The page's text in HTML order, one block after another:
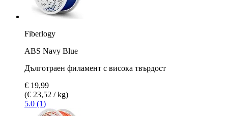
Fiberlogy
ABS Navy Blue
Дълготраен филамент с висока твърдост
€ 19,99
(€ 23,52 / kg)
5.0 (1)